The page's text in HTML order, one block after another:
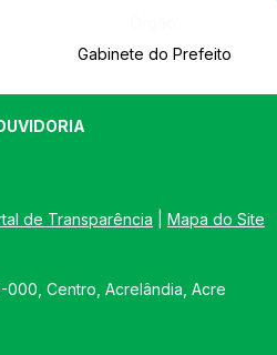
Gabinete do Prefeito
de Transparência Mapa do Site
000, Centro, Acrelândia, Acre